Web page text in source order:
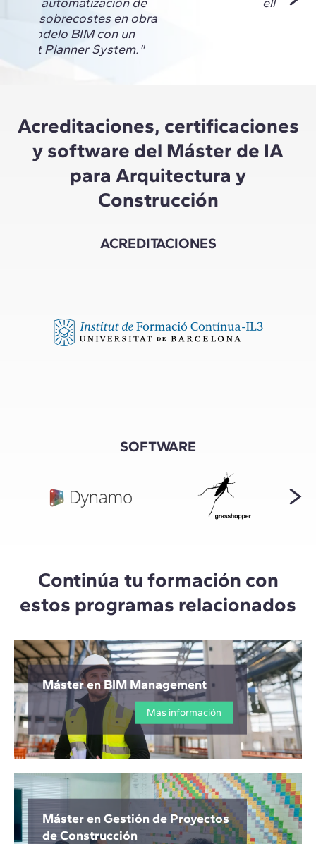
y sobrecostes en obra
un modelo BIM con un
y Last Planner System."
Acreditaciones, certificaciones
y software del Máster de IA
para Arquitectura y
Construcción
ACREDITACIONES
SOFTWARE
Continúa tu formación con
estos programas relacionados
Máster en BIM Management
Más información
Máster en Gestión de Proyectos
de Construcción